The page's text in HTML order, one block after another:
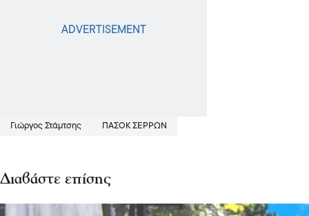
Γιώργος Στάμτσης ΠΑΣΟΚ ΣΕΡΡΩΝ
Διαβάστε επίσης